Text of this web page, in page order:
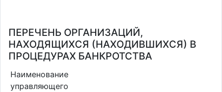
ПЕРЕЧЕНЬ ОРГАНИЗАЦИЙ,
НАХОДЯЩИХСЯ (НАХОДИВШИХСЯ) В
ПРОЦЕДУРАХ БАНКРОТСТВА
Наименование
управляющего